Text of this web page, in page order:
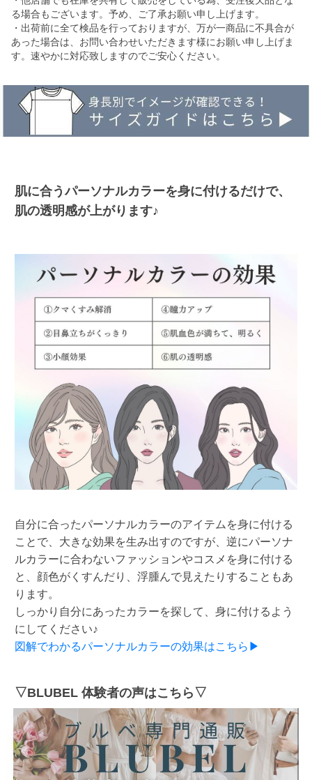
る場合もございます。予め、ご了承お願い申し上げます。
・出荷前に全て検品を行っておりますが、万が一商品に不具合が
あった場合は、お問い合わせいただきます様にお願い申し上げま
す。速やかに対応致しますのでご安心ください。
肌に合うパーソナルカラーを身に付けるだけで、
肌の透明感が上がります♪
自分に合ったパーソナルカラーのアイテムを身に付ける
ことで、大きな効果を生み出すのですが、逆にパーソナ
ルカラーに合わないファッションやコスメを身に付ける
と、顔色がくすんだり、浮腫んで見えたりすることもあ
ります。
しっかり自分にあったカラーを探して、身に付けるよう
にしてください♪
図解でわかるパーソナルカラーの効果はこちら▶
▽BLUBEL 体験者の声はこちら▽